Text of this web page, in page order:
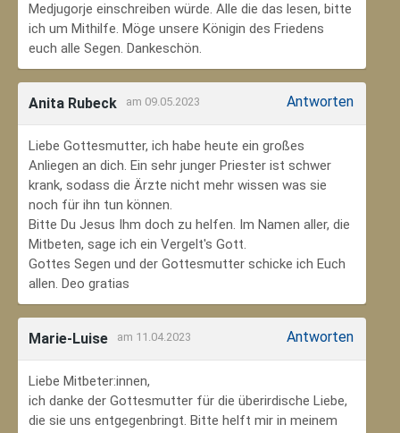
Medjugorje einschreiben würde. Alle die das lesen, bitte
ich um Mithilfe. Möge unsere Königin des Friedens
euch alle Segen. Dankeschön.
Anita Rubeck am 09.05.2023 Antworten
Liebe Gottesmutter, ich habe heute ein großes
Anliegen an dich. Ein sehr junger Priester ist schwer
krank, sodass die Ärzte nicht mehr wissen was sie
noch für ihn tun können.
Bitte Du Jesus Ihm doch zu helfen. Im Namen aller, die
Mitbeten, sage ich ein Vergelt's Gott.
Gottes Segen und der Gottesmutter schicke ich Euch
allen. Deo gratias
Marie-Luise am 11.04.2023 Antworten
Liebe Mitbeter:innen,
ich danke der Gottesmutter für die überirdische Liebe,
die sie uns entgegenbringt. Bitte helft mir in meinem